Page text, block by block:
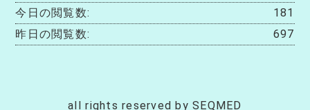
181
今日の閲覧数:
697
昨日の閲覧数:
all rights reserved by SEQMED